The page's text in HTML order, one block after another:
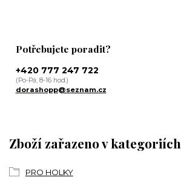
Zboží zařazeno v kategoriích
PRO HOLKY
Potřebujete poradit?
+420 777 247 722
(Po-Pá, 8-16 hod.)
dorashopp@seznam.cz